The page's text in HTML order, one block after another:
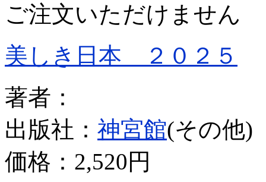
ご注文いただけません
美しき日本 ２０２５
著者：
出版社： 神宮館(その他)
価格： 2,520円